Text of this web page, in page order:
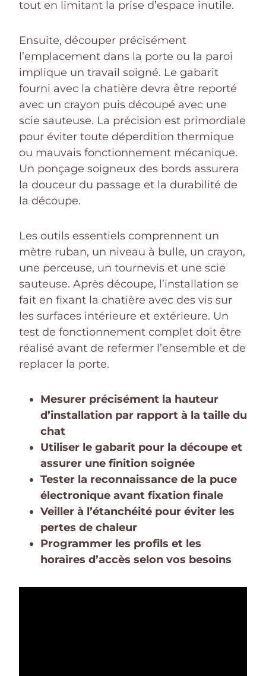
tout en limitant la prise d’espace inutile.
Ensuite, découper précisément
l’emplacement dans la porte ou la paroi
implique un travail soigné. Le gabarit
fourni avec la chatière devra être reporté
avec un crayon puis découpé avec une
scie sauteuse. La précision est primordiale
pour éviter toute déperdition thermique
ou mauvais fonctionnement mécanique.
Un ponçage soigneux des bords assurera
la douceur du passage et la durabilité de
la découpe.
Les outils essentiels comprennent un
mètre ruban, un niveau à bulle, un crayon,
une perceuse, un tournevis et une scie
sauteuse. Après découpe, l’installation se
fait en fixant la chatière avec des vis sur
les surfaces intérieure et extérieure. Un
test de fonctionnement complet doit être
réalisé avant de refermer l’ensemble et de
replacer la porte.
Mesurer précisément la hauteur
d’installation par rapport à la taille du
chat
Utiliser le gabarit pour la découpe et
assurer une finition soignée
Tester la reconnaissance de la puce
électronique avant fixation finale
Veiller à l’étanchéité pour éviter les
pertes de chaleur
Programmer les profils et les
horaires d’accès selon vos besoins